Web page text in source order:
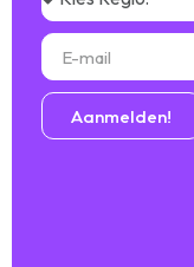
Aanmelden!